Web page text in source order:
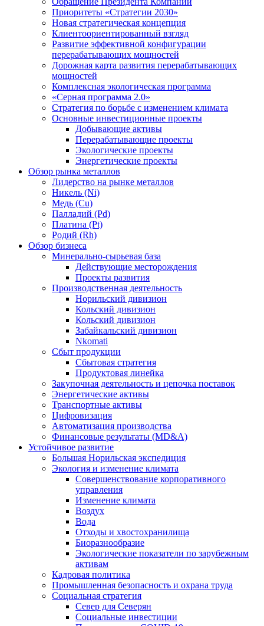
Приоритеты «Стратегии 2030»
Новая стратегическая концепция
Клиентоориентированный взгляд
Развитие эффективной конфигурации
перерабатывающих мощностей
Дорожная карта развития перерабатывающих
мощностей
Комплексная экологическая программа
«Серная программа 2.0»
Стратегия по борьбе с изменением климата
Основные инвестиционные проекты
Добывающие активы
Перерабатывающие проекты
Экологические проекты
Энергетические проекты
Обзор рынка металлов
Лидерство на рынке металлов
Никель (Ni)
Медь (Cu)
Палладий (Pd)
Платина (Pt)
Родий (Rh)
Обзор бизнеса
Минерально-сырьевая база
Действующие месторождения
Проекты развития
Производственная деятельность
Норильский дивизион
Кольский дивизион
Кольский дивизион
Забайкальский дивизион
Nkomati
Сбыт продукции
Сбытовая стратегия
Продуктовая линейка
Закупочная деятельность и цепочка поставок
Энергетические активы
Транспортные активы
Цифровизация
Автоматизация производства
Финансовые результаты (MD&A)
Устойчивое развитие
Большая Норильская экспедиция
Экология и изменение климата
Совершенствование корпоративного
управления
Изменение климата
Воздух
Вода
Отходы и хвостохранилища
Биоразнообразие
Экологические показатели по зарубежным
активам
Кадровая политика
Промышленная безопасность и охрана труда
Социальная стратегия
Север для Северян
Социальные инвестиции